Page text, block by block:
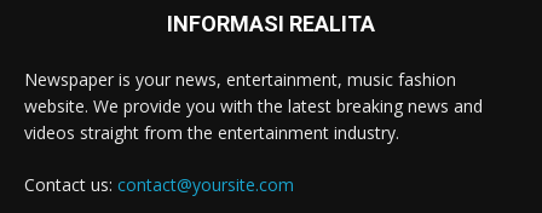
INFORMASI REALITA
Newspaper is your news, entertainment, music fashion
website. We provide you with the latest breaking news and
videos straight from the entertainment industry.
Contact us: contact@yoursite.com